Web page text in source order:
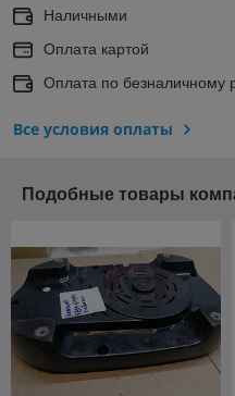
Наличными
Оплата картой
Оплата по безналичному
Все условия оплаты
Подобные товары